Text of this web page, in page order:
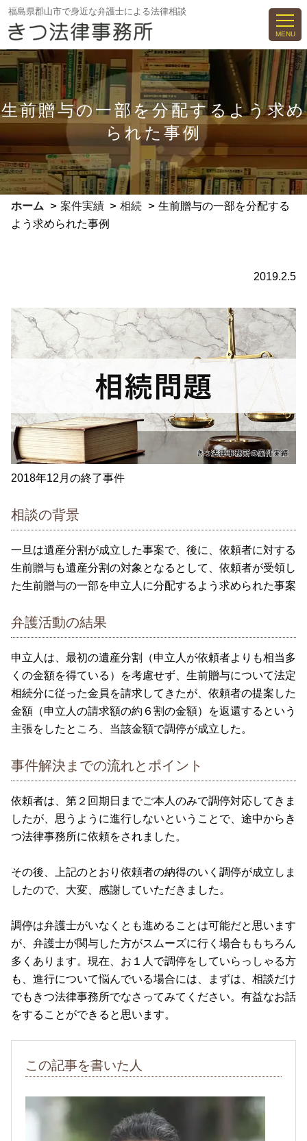
コ
ン
へ
ス
プ
福島県郡山市で身近な弁護士による法律相談
MENU
生前贈与の一部を分配するよう求め
られた事例
ホーム > 案件実績 > 相続 > 生前贈与の一部を分配する
よう求められた事例
2019.2.5
2018年12月の終了事件
相談の背景
一旦は遺産分割が成立した事案で、後に、依頼者に対する
生前贈与も遺産分割の対象となるとして、依頼者が受領し
た生前贈与の一部を申立人に分配するよう求められた事案
弁護活動の結果
申立人は、最初の遺産分割（申立人が依頼者よりも相当多
くの金額を得ている）を考慮せず、生前贈与について法定
相続分に従った金員を請求してきたが、依頼者の提案した
金額（申立人の請求額の約６割の金額）を返還するという
主張をしたところ、当該金額で調停が成立した。
事件解決までの流れとポイント
依頼者は、第２回期日までご本人のみで調停対応してきま
したが、思うように進行しないということで、途中からき
つ法律事務所に依頼をされました。
その後、上記のとおり依頼者の納得のいく調停が成立しま
したので、大変、感謝していただきました。
調停は弁護士がいなくとも進めることは可能だと思います
が、弁護士が関与した方がスムーズに行く場合ももちろん
多くあります。現在、お１人で調停をしていらっしゃる方
も、進行について悩んでいる場合には、まずは、相談だけ
でもきつ法律事務所でなさってみてください。有益なお話
をすることができると思います。
この記事を書いた人